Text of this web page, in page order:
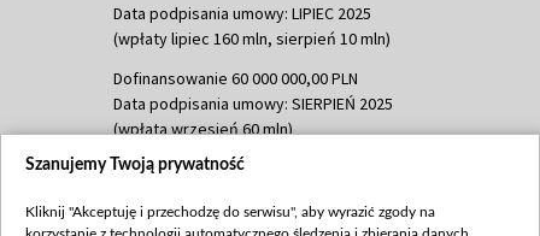
Data podpisania umowy: LIPIEC 2025
(wpłaty lipiec 160 mln, sierpień 10 mln)
Dofinansowanie 60 000 000,00 PLN
Data podpisania umowy: SIERPIEŃ 2025
(wpłata wrzesień 60 mln)
Dofinansowanie 635 783 051,21 PLN
(wpłata wrzesień 100 mln, październik 350
Szanujemy Twoją prywatność
Kliknij "Akceptuję i przechodzę do serwisu", aby wyrazić zgody na